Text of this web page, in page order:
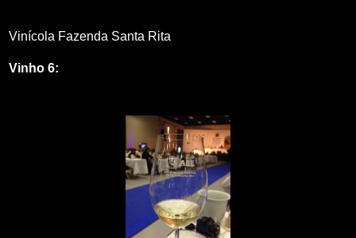
Vinícola Fazenda Santa Rita
Vinho 6: